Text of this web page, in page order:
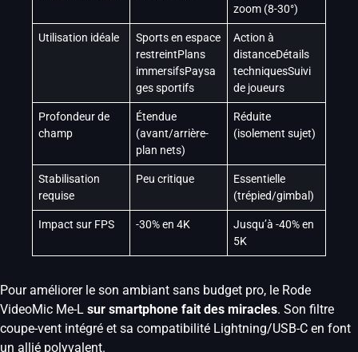
zoom (8-30°)
Utilisation idéale
Sports en espace
restreintPlans
immersifsPaysa
ges sportifs
Action à
distanceDétails
techniquesSuivi
de joueurs
Profondeur de
champ
Étendue
(avant/arrière-
plan nets)
Réduite
(isolement sujet)
Stabilisation
requise
Peu critique
Essentielle
(trépied/gimbal)
Impact sur FPS -30% en 4K
Jusqu’à -40% en
5K
Pour améliorer le son ambiant sans budget pro, le Rode
VideoMic Me-L sur smartphone fait des miracles. Son filtre
coupe-vent intégré et sa compatibilité Lightning/USB-C en font
un allié polyvalent.